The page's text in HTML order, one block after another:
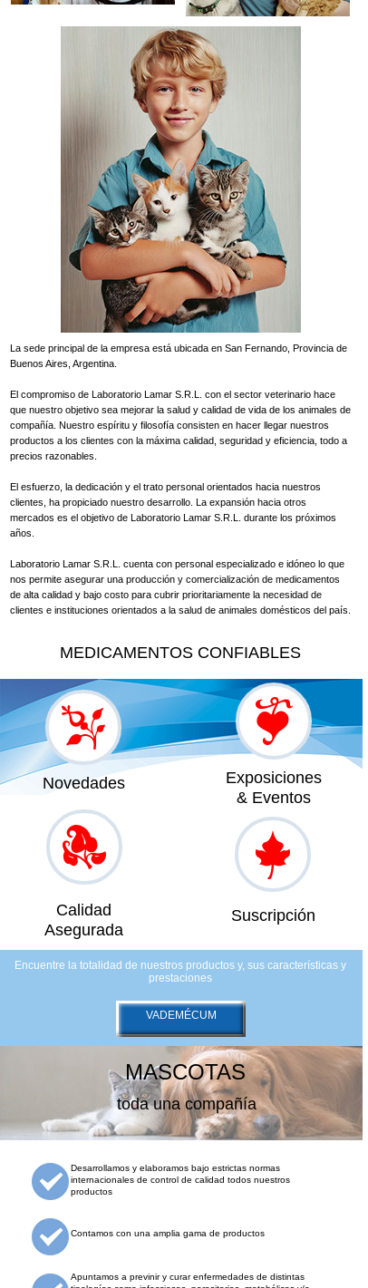
La sede principal de la empresa está ubicada en San Fernando, Provincia de
Buenos Aires, Argentina.
El compromiso de Laboratorio Lamar S.R.L. con el sector veterinario hace
que nuestro objetivo sea mejorar la salud y calidad de vida de los animales de
compañía. Nuestro espíritu y filosofía consisten en hacer llegar nuestros
productos a los clientes con la máxima calidad, seguridad y eficiencia, todo a
precios razonables.
El esfuerzo, la dedicación y el trato personal orientados hacia nuestros
clientes, ha propiciado nuestro desarrollo. La expansión hacia otros
mercados es el objetivo de Laboratorio Lamar S.R.L. durante los próximos
años.
Laboratorio Lamar S.R.L. cuenta con personal especializado e idóneo lo que
nos permite asegurar una producción y comercialización de medicamentos
de alta calidad y bajo costo para cubrir prioritariamente la necesidad de
clientes e instituciones orientados a la salud de animales domésticos del país.
MEDICAMENTOS CONFIABLES
Novedades
Exposiciones
& Eventos
Calidad
Asegurada
Suscripción
Encuentre la totalidad de nuestros productos y, sus características y
prestaciones
VADEMÉCUM
MASCOTAS
toda una compañía
Desarrollamos y elaboramos bajo estrictas normas
internacionales de control de calidad todos nuestros
productos
Contamos con una amplia gama de productos
Apuntamos a previnir y curar enfermedades de distintas